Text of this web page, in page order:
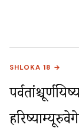
SHLOKA 18 →